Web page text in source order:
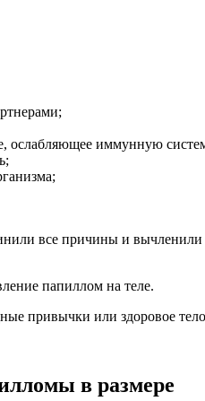
ослабляющее иммунную
все причины и
папиллом на теле.
привычки или здоровое
в размере